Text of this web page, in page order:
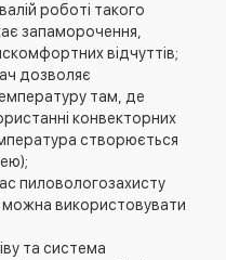
роботі такого
запаморочення,
відчуттів;
дозволяє
там, де
конвекторних
створюється
пиловологозахисту
можна використовувати
та система